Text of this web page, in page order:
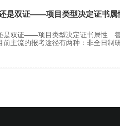
是双证——项目类型决定证书
是双证——项目类型决定证书属性
主流的报考途径有两种：非全日制